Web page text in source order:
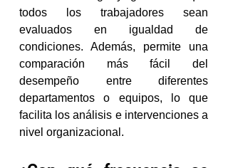
todos los trabajadores sean
evaluados en igualdad de
condiciones. Además, permite una
comparación más fácil del
desempeño entre diferentes
departamentos o equipos, lo que
facilita los análisis e intervenciones a
nivel organizacional.